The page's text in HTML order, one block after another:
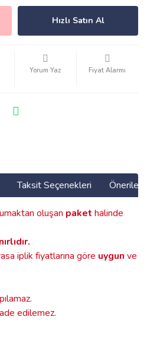
Hızlı Satın Al
Yorum Yaz Fiyat Alarmı
Taksit Seçenekleri
oluşan paket halinde
.
iplik fiyatlarına göre uygun ve
edilemez.